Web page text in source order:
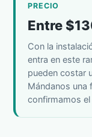
PRECIO
Entre
Con la
entra en este
pueden costar
Mándanos una
confirmamos